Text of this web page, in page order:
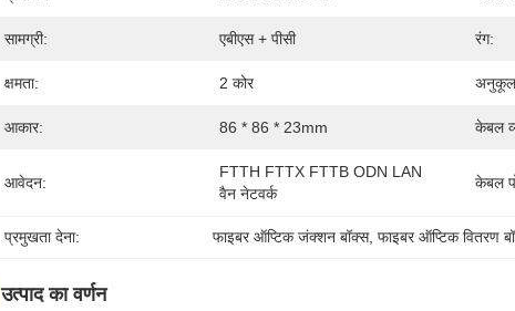
सामग्री: एबीएस + पीसी रंग:
क्षमता: 2 कोर
आकार: 86 * 86 * 23mm केबल
आवेदन:
FTTH FTTX FTTB ODN LAN
वैन नेटवर्क
केबल
प्रमुखता देना: फाइबर ऑप्टिक जंक्शन बॉक्स, फाइबर ऑप्टिक वितरण
उत्पाद का वर्णन